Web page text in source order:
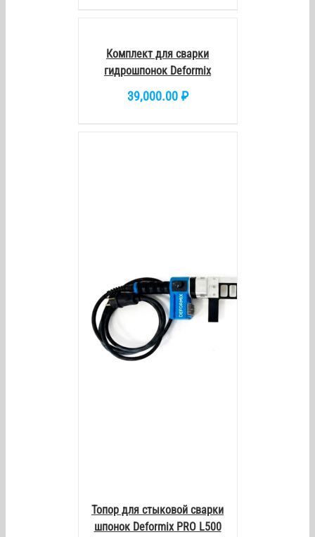
Комплект для сварки
гидрошпонок Deformix
39,000.00 ₽
Топор для стыковой сварки
шпонок Deformix PRO L500